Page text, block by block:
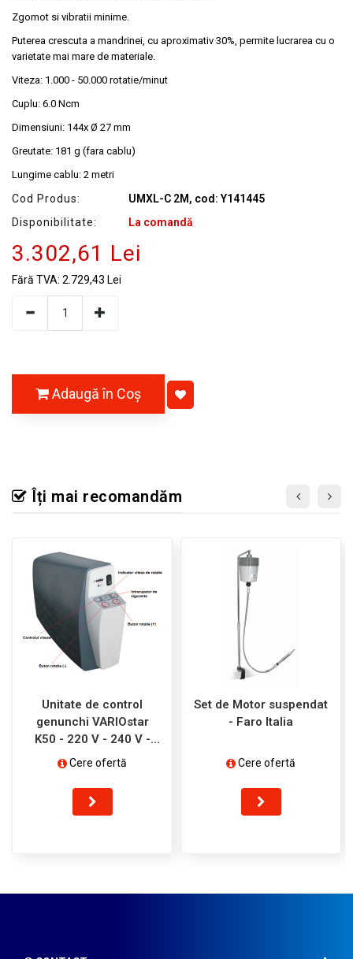
Zgomot si vibratii minime.
Puterea crescuta a mandrinei, cu aproximativ 30%, permite lucrarea cu o
varietate mai mare de materiale.
Viteza: 1.000 - 50.000 rotatie/minut
Cuplu: 6.0 Ncm
Dimensiuni: 144x Ø 27 mm
Greutate: 181 g (fara cablu)
Lungime cablu: 2 metri
Cod Produs:
UMXL-C 2M, cod: Y141445
Disponibilitate:
La comandă
3.302,61 Lei
Fără TVA: 2.729,43 Lei
Adaugă în Coş
Îți mai recomandăm
Unitate de control
genunchi VARIOstar
K50 - 220 V - 240 V -
Zubler
Cere ofertă
Set de Motor suspendat
- Faro Italia
Cere ofertă